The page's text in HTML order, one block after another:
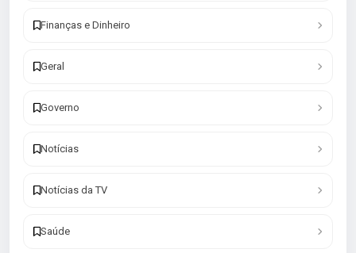
Finanças e Dinheiro
Geral
Governo
Notícias
Notícias da TV
Saúde